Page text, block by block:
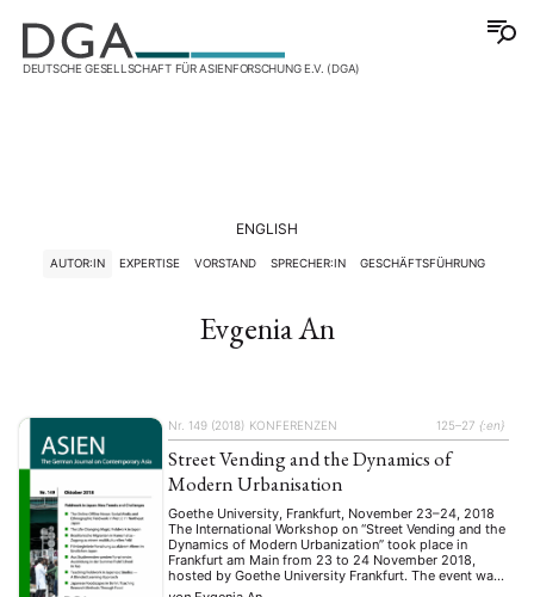
DEUTSCHE GESELLSCHAFT FÜR ASIENFORSCHUNG E.V. (DGA)
ENGLISH
AUTOR:IN EXPERTISE VORSTAND SPRECHER:IN GESCHÄFTSFÜHRUNG
Evgenia An
Nr. 149 (2018) KONFERENZEN 125–27 {:en}
Street Vending and the Dynamics of
Modern Urbanisation
Goethe University, Frankfurt, November 23–24, 2018
The International Workshop on “Street Vending and the
Dynamics of Modern Urbanization” took place in
Frankfurt am Main from 23 to 24 November 2018,
hosted by Goethe University Frankfurt. The event was
organized by Ms. Ryanne Flock (Goethe University